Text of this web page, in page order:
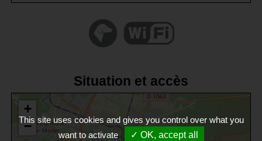
Situation et accès
+
−
This site uses cookies and gives you control over what you
want to activate
✓ OK, accept all